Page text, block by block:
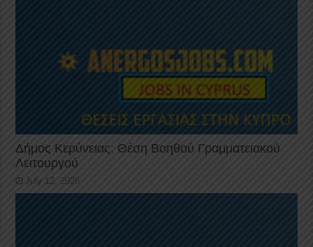
Δήμος Κερύνειας: Θέση Βοηθού Γραμματειακού
Λειτουργού
July 12, 2026